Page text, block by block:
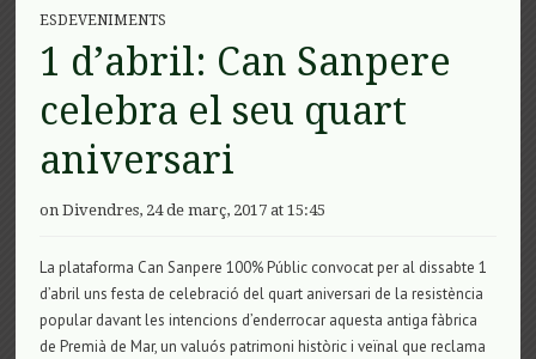
ESDEVENIMENTS
1 d’abril: Can Sanpere
celebra el seu quart
aniversari
on Divendres, 24 de març, 2017 at 15:45
La plataforma Can Sanpere 100% Públic convocat per al dissabte 1
d’abril uns festa de celebració del quart aniversari de la resistència
popular davant les intencions d’enderrocar aquesta antiga fàbrica
de Premià de Mar, un valuós patrimoni històric i veïnal que reclama